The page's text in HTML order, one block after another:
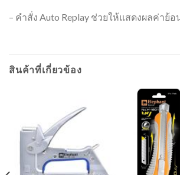
– คำสั่ง Auto Replay ช่วยให้แสดงผลค่าย้
สินค้าที่เกี่ยวข้อง